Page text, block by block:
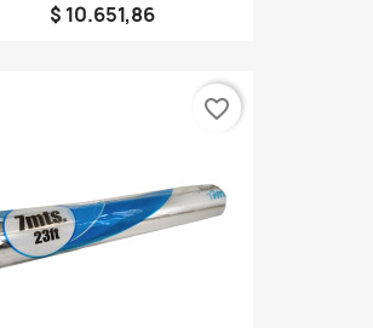
$ 10.651,86
favorite_border